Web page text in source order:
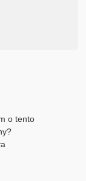
o tento